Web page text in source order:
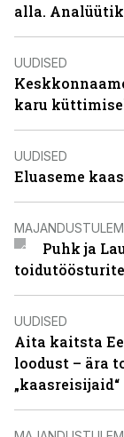
alla.
UUDISED
karu
UUDISED
Eluaseme
Puhk ja
UUDISED
Aita kaitsta
loodust – ära
„kaasreisijaid“